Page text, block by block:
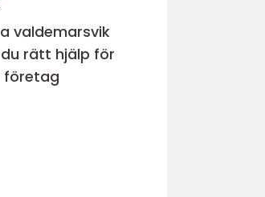
valdemarsvik
rätt hjälp för
företag